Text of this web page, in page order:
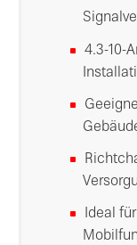
4.3-10-
Ideal